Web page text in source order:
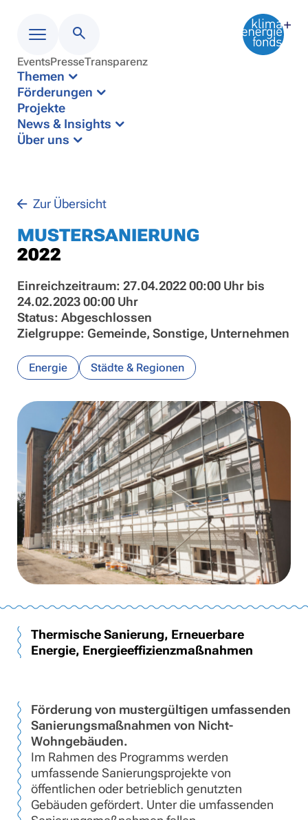
Menü
EventsPresseTransparenz
Themen
Förderungen
Projekte
News & Insights
Über uns
Zur Übersicht
MUSTERSANIERUNG
2022
Einreichzeitraum: 27.04.2022 00:00 Uhr bis
24.02.2023 00:00 Uhr
Status: Abgeschlossen
Zielgruppe: Gemeinde, Sonstige, Unternehmen
Energie Städte & Regionen
Thermische Sanierung, Erneuerbare
Energie, Energieeffizienzmaßnahmen
Förderung von mustergültigen umfassenden
Sanierungsmaßnahmen von Nicht-
Wohngebäuden.
Im Rahmen des Programms werden
umfassende Sanierungsprojekte von
öffentlichen oder betrieblich genutzten
Gebäuden gefördert. Unter die umfassenden